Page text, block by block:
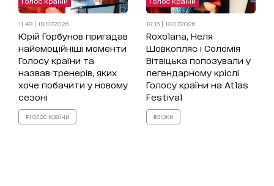
11:48 | 19.07.2026
Юрій Горбунов пригадав
найемоційніші моменти
Голосу країни та
назвав тренерів, яких
хоче побачити у новому
сезоні
#Голос країни
18:13 | 18.07.2026
Roxolana, Неля
Шовкопляс і Соломія
Вітвіцька попозували у
легендарному кріслі
Голосу країни на Atlas
Festival
#зірки